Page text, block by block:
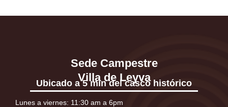
Sede Campestre
Villa de Leyva
Ubicado a 5 min del casco histórico
Lunes a viernes: 11:30 am a 6pm